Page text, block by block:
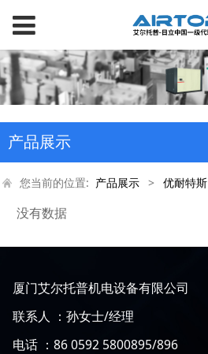
产品展示
您当前的位置: 产品展示 > 优耐特斯
没有数据
厦门艾尔托普机电设备有限公司
联系人 ：孙女士/经理
电话 ：86 0592 5800895/896